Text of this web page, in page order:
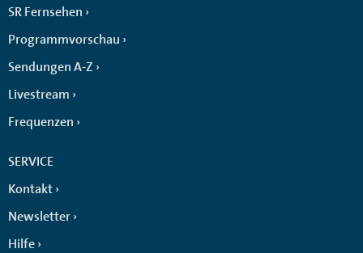
SR Fernsehen
Programmvorschau
Sendungen A-Z
Livestream
Frequenzen
SERVICE
Kontakt
Newsletter
Hilfe